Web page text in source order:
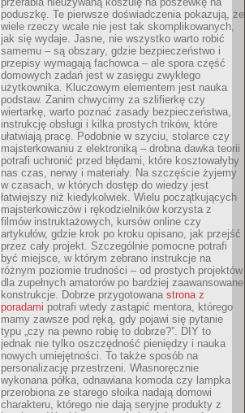
poduszkę. Te pierwsze doświadczenia pokazują, że
wiele rzeczy wcale nie jest tak skomplikowanych,
jak się wydaje. Jasne, nie wszystko warto robić
samemu – są obszary, gdzie bezpieczeństwo i
przepisy wymagają fachowca – ale spora część
domowych zadań jest w zasięgu zwykłego
użytkownika. Kluczowym elementem jest nauka
podstaw. Zanim chwycimy za szlifierkę czy
wiertarkę, warto poznać zasady bezpieczeństwa,
instrukcję obsługi i kilka prostych trików, które
ułatwiają pracę. Podobnie w szyciu, stolarce czy
majsterkowaniu z elektroniką – drobna dawka teorii
potrafi uchronić przed błędami, które kosztowałyby
nas czas, nerwy i materiały. Na szczęście żyjemy
w czasach, w których dostęp do wiedzy jest
łatwiejszy niż kiedykolwiek. Wielu początkujących
majsterkowiczów i rękodzielników korzysta z
filmów instruktażowych, kursów online czy
artykułów, gdzie krok po kroku opisano, jak przejść
przez cały projekt. Szczególnie pomocne potrafi
być miejsce, w którym zebrano instrukcje na
różnym poziomie trudności – od prostych projektów
dla zupełnych amatorów po bardziej zaawansowane
konstrukcje. Dobrze przygotowana strona z
poradami potrafi wtedy zastąpić mentora, którego
mamy zawsze pod ręką, gdy pojawi się pytanie
typu „czy na pewno robię to dobrze?”. DIY to
jednak nie tylko oszczędność pieniędzy i nauka
nowych umiejętności. To także sposób na
personalizację przestrzeni. Własnoręcznie
wykonana półka, odnawiana komoda czy lampka
przerobiona ze starego słoika nadają domowi
charakteru, którego nie dają seryjne produkty z